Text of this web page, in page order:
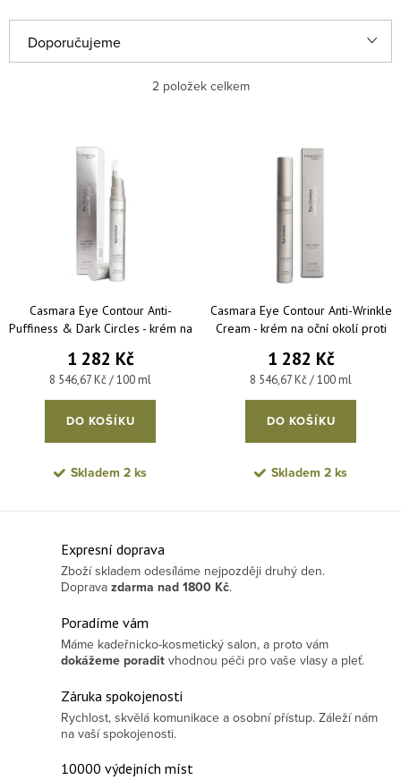
Řazení produktů
Doporučujeme
Nejprodávanější
Abecedně
2položek celkem
Výpis produktů
Casmara Eye Contour Anti-
Puffiness & Dark Circles - krém na
kruhům 15 ml
1 282 Kč
Měrná cena:
8 546,67 Kč / 100 ml
DO KOŠÍKU
Skladem 2 ks
Casmara Eye Contour Anti-Wrinkle
Cream - krém na oční okolí proti
1 282 Kč
Měrná cena:
8 546,67 Kč / 100 ml
DO KOŠÍKU
Skladem 2 ks
Ovládací prvky výpisu
Expresní doprava
Zboží skladem odesíláme nejpozději druhý den.
Doprava zdarma nad 1800 Kč.
Poradíme vám
Máme kadeřnicko-kosmetický salon, a proto vám
dokážeme poradit vhodnou péči pro vaše vlasy a pleť.
Záruka spokojenosti
Rychlost, skvělá komunikace a osobní přístup. Záleží nám
na vaší spokojenosti.
10000 výdejních míst